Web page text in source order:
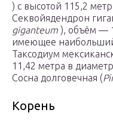
) с высотой 115,2
Секвойядендрон
giganteum ), объём —
имеющее
Таксодиум
11,42 метра в
Сосна долговечная (
Корень